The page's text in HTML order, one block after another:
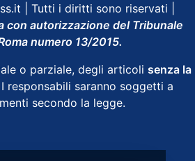
| Tutti i diritti sono riservati |
con autorizzazione del Tribunale
numero 13/2015.
o parziale, degli articoli senza la
I responsabili saranno soggetti a
secondo la legge.